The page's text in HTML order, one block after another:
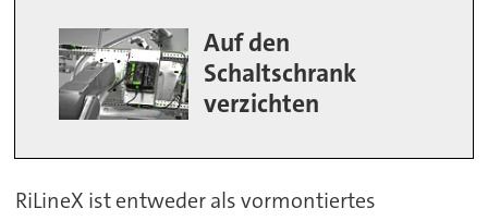
Auf den
Schaltschrank
verzichten
RiLineX ist entweder als vormontiertes